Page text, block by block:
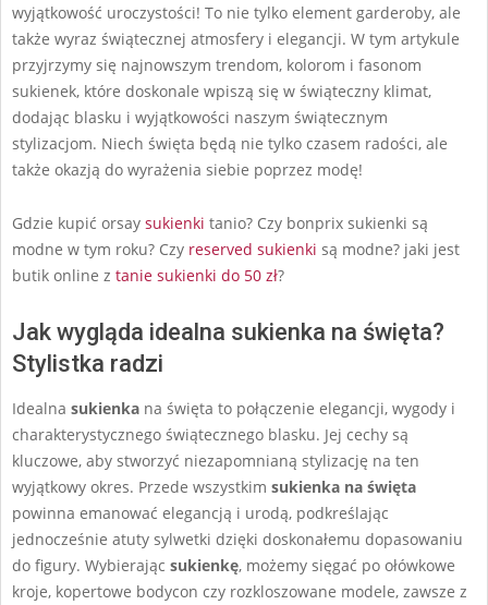
wyjątkowość uroczystości! To nie tylko element garderoby, ale
także wyraz świątecznej atmosfery i elegancji. W tym artykule
przyjrzymy się najnowszym trendom, kolorom i fasonom
sukienek, które doskonale wpiszą się w świąteczny klimat,
dodając blasku i wyjątkowości naszym świątecznym
stylizacjom. Niech święta będą nie tylko czasem radości, ale
także okazją do wyrażenia siebie poprzez modę!
Gdzie kupić orsay sukienki tanio? Czy bonprix sukienki są
modne w tym roku? Czy reserved sukienki są modne? jaki jest
butik online z tanie sukienki do 50 zł?
Jak wygląda idealna sukienka na święta?
Stylistka radzi
Idealna sukienka na święta to połączenie elegancji, wygody i
charakterystycznego świątecznego blasku. Jej cechy są
kluczowe, aby stworzyć niezapomnianą stylizację na ten
wyjątkowy okres. Przede wszystkim sukienka na święta
powinna emanować elegancją i urodą, podkreślając
jednocześnie atuty sylwetki dzięki doskonałemu dopasowaniu
do figury. Wybierając sukienkę, możemy sięgać po ołówkowe
kroje, kopertowe bodycon czy rozkloszowane modele, zawsze z